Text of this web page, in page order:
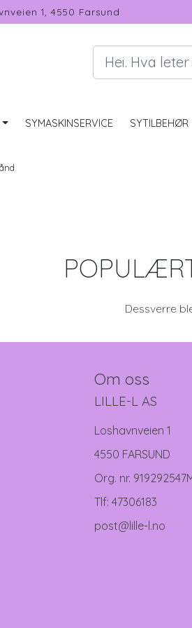
1, 4550 Farsund
SYMASKINSERVICE SYTILBEHØR
Dessverre
Om oss
LILLE-L AS
Loshavnveien 1
4550 FARSUND
Org. nr.
Tlf: 47306183
post@lille-l.no